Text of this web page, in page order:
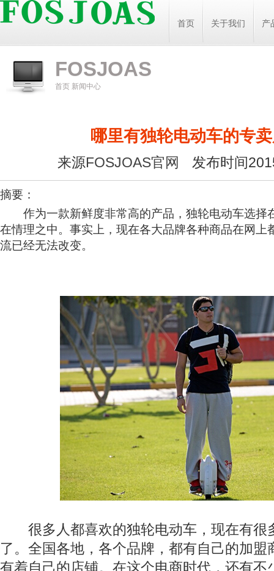
首页 关于我们 产
FOSJOAS
首页 新闻中心
哪里有独轮电动车的专
来源FOSJOAS官网 发布时间
摘要：
作为一款新鲜度非常高的产品，独轮电动车选择
在情理之中。事实上，现在各大品牌各种商品在网上
流已经无法改变。
很多人都喜欢的独轮电动车，现在有很
了。全国各地，各个品牌，都有自己的加盟
有着自己的店铺。在这个电商时代，还有不